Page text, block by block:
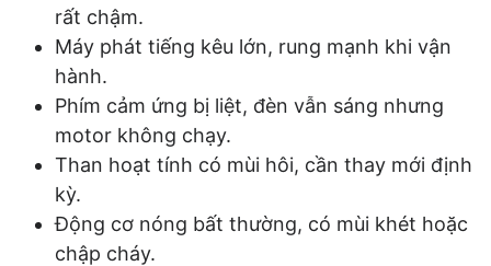
rất chậm.
Máy phát tiếng kêu lớn, rung mạnh khi vận
hành.
Phím cảm ứng bị liệt, đèn vẫn sáng nhưng
motor không chạy.
Than hoạt tính có mùi hôi, cần thay mới định
kỳ.
Động cơ nóng bất thường, có mùi khét hoặc
chập cháy.